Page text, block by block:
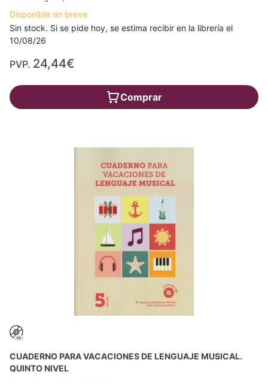
Disponible en breve
Sin stock. Si se pide hoy, se estima recibir en la librería el
10/08/26
PVP. 24,44€
Comprar
CUADERNO PARA VACACIONES DE LENGUAJE MUSICAL.
QUINTO NIVEL